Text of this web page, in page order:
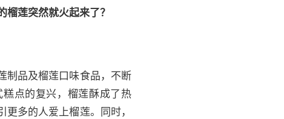
莲突然就火起来了？
制品及榴莲口味食品，不断
糕点的复兴，榴莲酥成了热
多的人爱上榴莲。同时，